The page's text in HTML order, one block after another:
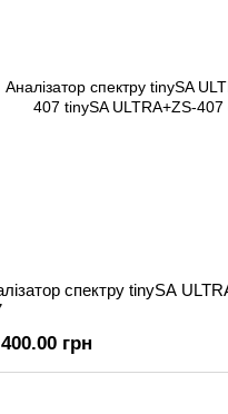
спектру tinySA
грн